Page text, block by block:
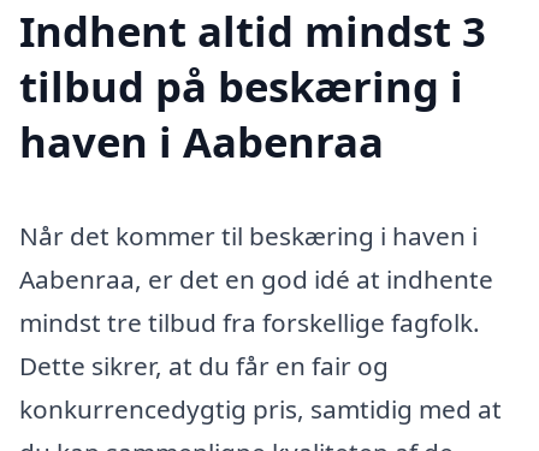
Indhent altid mindst 3
tilbud på beskæring i
haven i Aabenraa
Når det kommer til beskæring i haven i
Aabenraa, er det en god idé at indhente
mindst tre tilbud fra forskellige fagfolk.
Dette sikrer, at du får en fair og
konkurrencedygtig pris, samtidig med at